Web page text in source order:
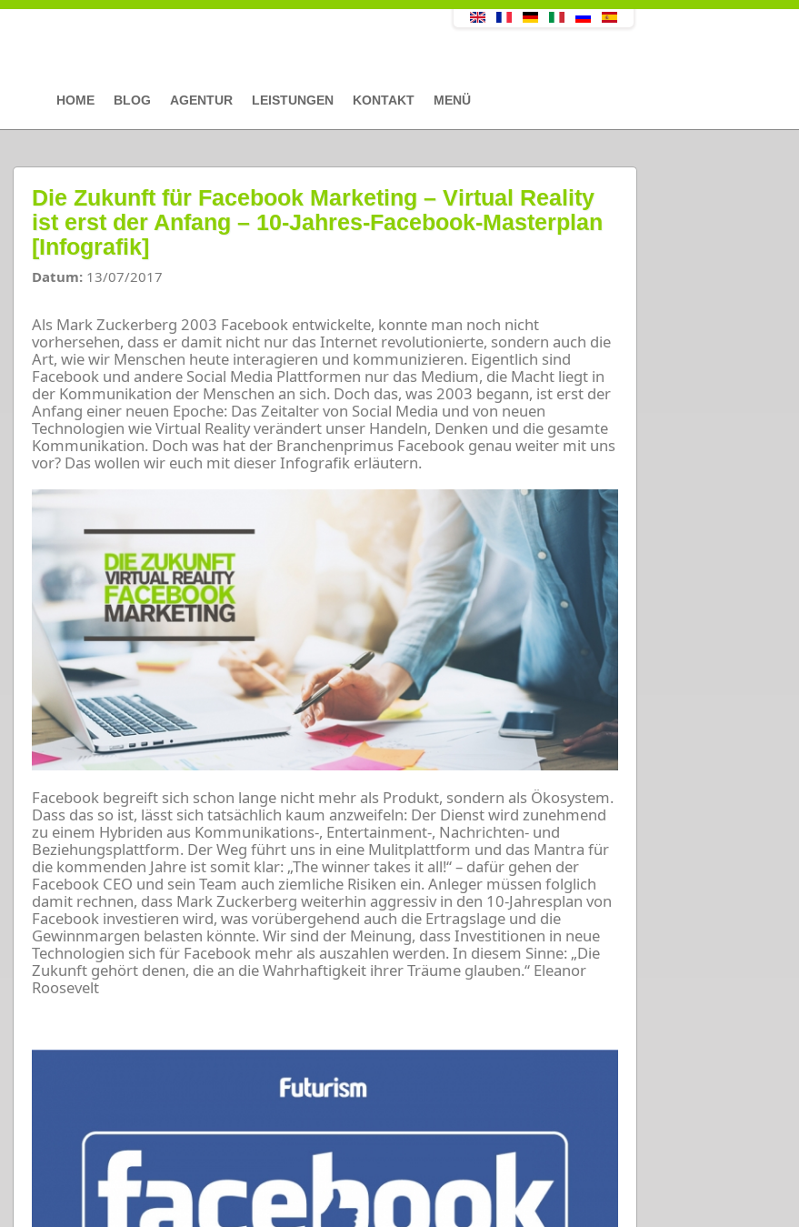
HOME BLOG AGENTUR LEISTUNGEN KONTAKT MENÜ
Die Zukunft für Facebook Marketing – Virtual Reality
ist erst der Anfang – 10-Jahres-Facebook-Masterplan
[Infografik]
Datum: 13/07/2017
Als Mark Zuckerberg 2003 Facebook entwickelte, konnte man noch nicht
vorhersehen, dass er damit nicht nur das Internet revolutionierte, sondern auch die
Art, wie wir Menschen heute interagieren und kommunizieren. Eigentlich sind
Facebook und andere Social Media Plattformen nur das Medium, die Macht liegt in
der Kommunikation der Menschen an sich. Doch das, was 2003 begann, ist erst der
Anfang einer neuen Epoche: Das Zeitalter von Social Media und von neuen
Technologien wie Virtual Reality verändert unser Handeln, Denken und die gesamte
Kommunikation. Doch was hat der Branchenprimus Facebook genau weiter mit uns
vor? Das wollen wir euch mit dieser Infografik erläutern.
Facebook begreift sich schon lange nicht mehr als Produkt, sondern als Ökosystem.
Dass das so ist, lässt sich tatsächlich kaum anzweifeln: Der Dienst wird zunehmend
zu einem Hybriden aus Kommunikations-, Entertainment-, Nachrichten- und
Beziehungsplattform. Der Weg führt uns in eine Mulitplattform und das Mantra für
die kommenden Jahre ist somit klar: „The winner takes it all!“ – dafür gehen der
Facebook CEO und sein Team auch ziemliche Risiken ein. Anleger müssen folglich
damit rechnen, dass Mark Zuckerberg weiterhin aggressiv in den 10-Jahresplan von
Facebook investieren wird, was vorübergehend auch die Ertragslage und die
Gewinnmargen belasten könnte. Wir sind der Meinung, dass Investitionen in neue
Technologien sich für Facebook mehr als auszahlen werden. In diesem Sinne: „Die
Zukunft gehört denen, die an die Wahrhaftigkeit ihrer Träume glauben.“ Eleanor
Roosevelt